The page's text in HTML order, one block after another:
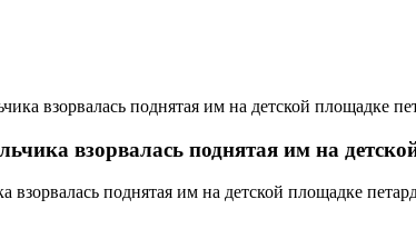
взорвалась поднятая им на детской площадке
взорвалась поднятая им на